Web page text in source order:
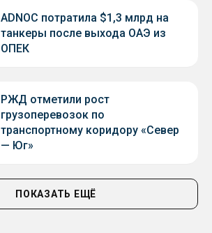
ADNOC потратила $1,3 млрд на
танкеры после выхода ОАЭ из
ОПЕК
РЖД отметили рост
грузоперевозок по
транспортному коридору «Север
— Юг»
ПОКАЗАТЬ ЕЩЁ